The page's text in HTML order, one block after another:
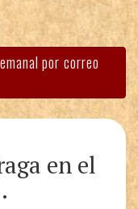
por correo
en el